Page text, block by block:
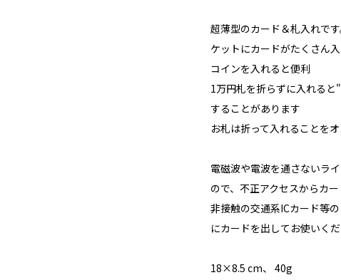
超薄型のカード＆札入れで
ケットにカードがたくさん
コインを入れると便利
1万円札を折らずに入れる
することがあります
お札は折って入れることを
電磁波や電波を通さないラ
ので、不正アクセスからカ
非接触の交通系ICカード等
にカードを出してお使いく
18×8.5 cm、 40g